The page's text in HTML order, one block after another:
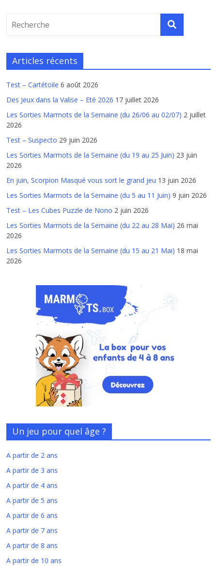
Articles récents
Test – Cartétoile 6 août 2026
Des Jeux dans la Valise – Eté 2026 17 juillet 2026
Les Sorties Marmots de la Semaine (du 26/06 au 02/07) 2 juillet
2026
Test – Suspecto 29 juin 2026
Les Sorties Marmots de la Semaine (du 19 au 25 Juin) 23 juin
2026
En juin, Scorpion Masqué vous sort le grand jeu 13 juin 2026
Les Sorties Marmots de la Semaine (du 5 au 11 Juin) 9 juin 2026
Test – Les Cubes Puzzle de Nono 2 juin 2026
Les Sorties Marmots de la Semaine (du 22 au 28 Mai) 26 mai
2026
Les Sorties Marmots de la Semaine (du 15 au 21 Mai) 18 mai
2026
Un jeu pour quel âge ?
A partir de 2 ans
A partir de 3 ans
A partir de 4 ans
A partir de 5 ans
A partir de 6 ans
A partir de 7 ans
A partir de 8 ans
A partir de 10 ans